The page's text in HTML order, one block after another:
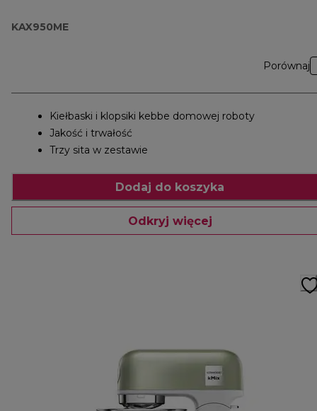
KAX950ME
Porównaj
Kiełbaski i klopsiki kebbe domowej roboty
Jakość i trwałość
Trzy sita w zestawie
Dodaj do koszyka
Odkryj więcej